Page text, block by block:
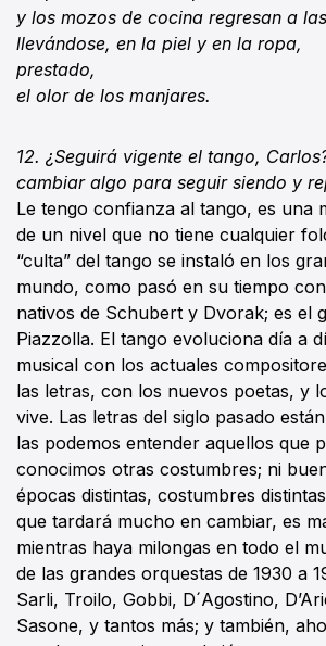
y los mozos de cocina regresan a
llevándose, en la piel y en la ropa,
prestado,
el olor de los manjares.
12. ¿Seguirá vigente el tango,
cambiar algo para seguir siendo y
Le tengo confianza al tango, es una
de un nivel que no tiene cualquier
“culta” del tango se instaló en los
mundo, como pasó en su tiempo
nativos de Schubert y Dvorak; es el
Piazzolla. El tango evoluciona día a
musical con los actuales
las letras, con los nuevos poetas, y
vive. Las letras del siglo pasado
las podemos entender aquellos que
conocimos otras costumbres; ni
épocas distintas, costumbres
que tardará mucho en cambiar, es
mientras haya milongas en todo el
de las grandes orquestas de 1930 a
Sarli, Troilo, Gobbi, D´Agostino,
Sasone, y tantos más; y también,